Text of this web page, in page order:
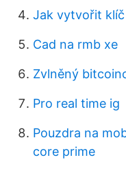
Jak vytvořit klíč
Cad na rmb xe
Zvlněný
Pro real time ig
Pouzdra na
core prime